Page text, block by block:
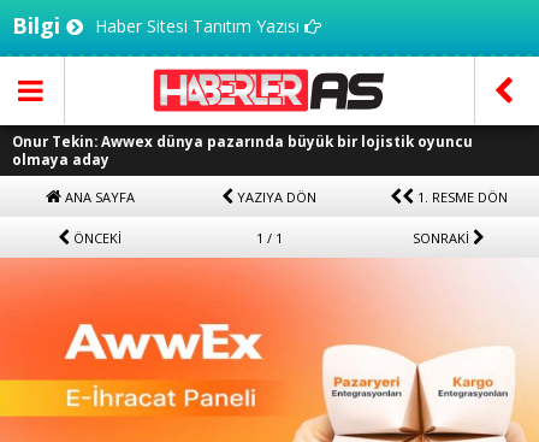
Bilgi Haber Sitesi Tanıtım Yazısı
Onur Tekin: Awwex dünya pazarında büyük bir lojistik oyuncu
olmaya aday
ANA SAYFA YAZIYA DÖN 1. RESME DÖN
ÖNCEKİ 1 / 1 SONRAKİ